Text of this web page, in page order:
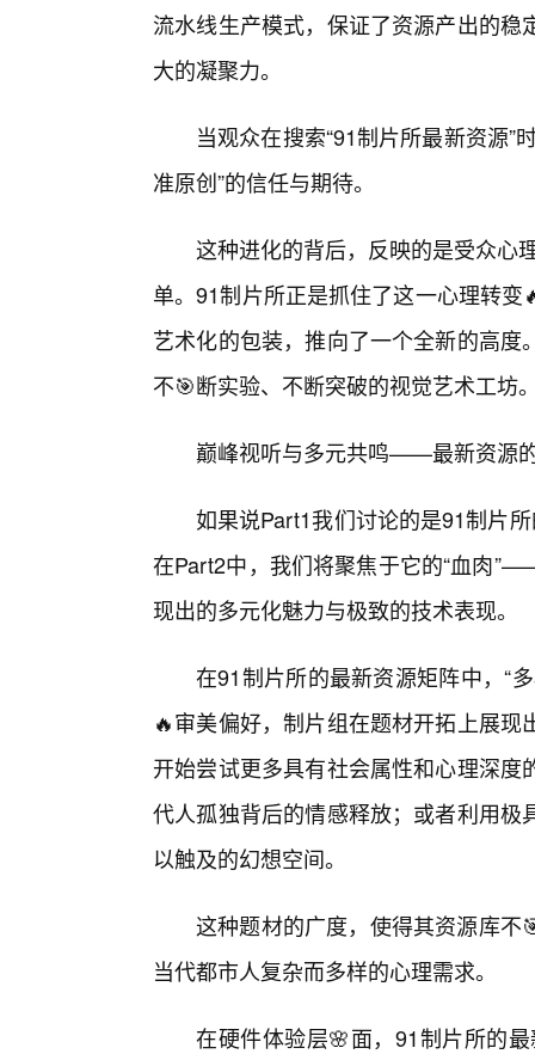
流水线生产模式，保证了资源产出的
大的凝聚力。
当观众在搜索“91制片所最新资源”
准原创”的信任与期待。
这种进化的背后，反映的是受众心
单。91制片所正是抓住了这一心理转
艺术化的包装，推向了一个全新的高
不🎯断实验、不断突破的视觉艺术工坊
巅峰视听与多元共鸣——最新资源
如果说Part1我们讨论的是91制片
在Part2中，我们将聚焦于它的“血肉
现出的多元化魅力与极致的技术表现。
在91制片所的最新资源矩阵中，“
🔥审美偏好，制片组在题材开拓上展
开始尝试更多具有社会属性和心理深
代人孤独背后的情感释放；或者利用
以触及的幻想空间。
这种题材的广度，使得其资源库不
当代都市人复杂而多样的心理需求。
在硬件体验层🌸面，91制片所的